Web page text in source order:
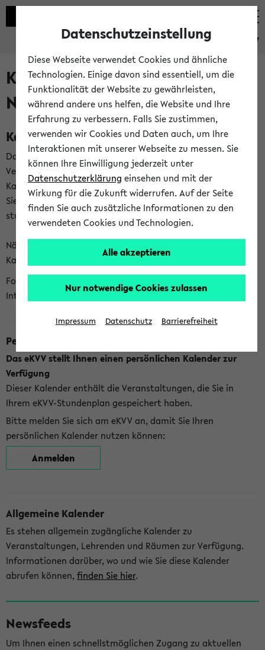
eKVV
Kalenderintegration und
Newsfeeds
Kalenderintegration
Das eKVV bietet Ihnen die Möglichkeit,
Veranstaltungstermine in eine Vielzahl von
Kalenderanwendungen einzubinden. Auf diese Weise können
Sie einen gemeinsamen Überblick über Ihre privaten und
studienbezogenen Termine erhalten.
Näheres zu Vorteilen und Funktionsweise der
Kalenderintegration können Sie auf unserer
Folgende Kalender bietet Ihnen das eKVV derzeit zur
Integration an:
Persönlicher Kalender
Das eKVV stellt Ihnen einen persönlichen Kalender zur
Verfügung
Dieser Kalender enthält die Veranstaltungen, die Sie in
Ihrem eKVV-Stundenplan gespeichert haben.
Bitte melden Sie sich am eKVV an, damit Sie Ihren
persönlichen Kalender nutzen können:
Anmelden
Allgemeine Kalender
Es stehen allgemein zugängliche Kalender zu
Veranstaltungen, Lehrenden und Räumen zur Verfügung.
Informationen darüber, wo und wie Sie diese Kalender
abrufen können, finden Sie hier.
Newsfeeds
Um Ihnen einen schnellstmöglichen Zugang zu aktuellen
Datenschutzeinstellung
Diese Webseite verwendet Cookies und ähnliche
Technologien. Einige davon sind essentiell, um die
Funktionalität der Website zu gewährleisten,
während andere uns helfen, die Website und Ihre
Erfahrung zu verbessern. Falls Sie zustimmen,
verwenden wir Cookies und Daten auch, um Ihre
Interaktionen mit unserer Webseite zu messen. Sie
können Ihre Einwilligung jederzeit unter
Datenschutzerklärung einsehen und mit der
Wirkung für die Zukunft widerrufen. Auf der Seite
finden Sie auch zusätzliche Informationen zu den
verwendeten Cookies und Technologien.
Alle akzeptieren
Nur notwendige Cookies zulassen
Impressum Datenschutz Barrierefreiheit